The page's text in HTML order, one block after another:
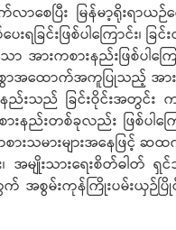
ေပြီး မြန်မာ့ရိုးရာယဉ်
းဖြစ်ပါကြောင်း၊ ခြင်း
းကစားနည်းဖြစ်ပါကြေ
းစွာအထောက်အကူပြုသည့် အ
းသည် ခြင်းဝိုင်းအတွင်း ကစ
နည်းတစ်ခုလည်း ဖြစ်ပါကြ
းသမားများအနေဖြင့် ဆထ
အမျိုးသားရေးစိတ်ဓါတ် ရှ
က် အစွမ်းကုန်ကြိုးပမ်းယှဉ်ပြို